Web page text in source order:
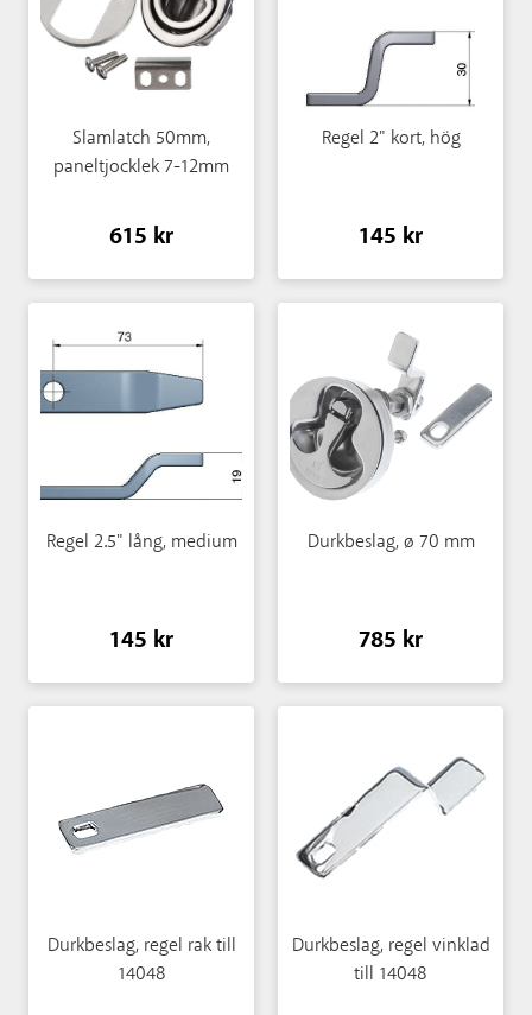
Slamlatch 50mm,
paneltjocklek 7-12mm
615 kr
Regel 2" kort, hög
145 kr
Regel 2.5" lång, medium
145 kr
Durkbeslag, ø 70 mm
785 kr
Durkbeslag, regel rak till
14048
Durkbeslag, regel vinklad
till 14048